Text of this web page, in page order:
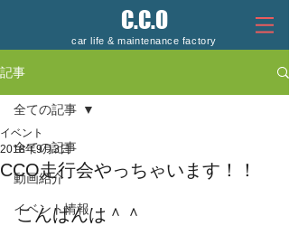
C.C.O
car life & maintenance factory
記事
全ての記事
動画紹介
イベント情報
全ての記事
CCO走行会やっちゃいます！！
イベント
2018年9月3日
こんばんは＾＾